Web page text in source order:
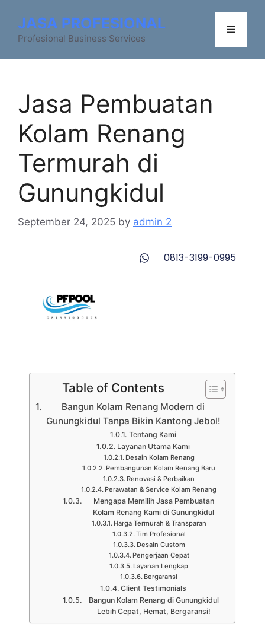
JASA PROFESIONAL
Profesional Business Services
Jasa Pembuatan
Kolam Renang
Termurah di
Gunungkidul
September 24, 2025 by admin 2
0813-3199-0995
Table of Contents
Bangun Kolam Renang Modern di
Gunungkidul Tanpa Bikin Kantong Jebol!
Tentang Kami
Layanan Utama Kami
Desain Kolam Renang
Pembangunan Kolam Renang Baru
Renovasi & Perbaikan
Perawatan & Service Kolam Renang
Mengapa Memilih Jasa Pembuatan
Kolam Renang Kami di Gunungkidul
Harga Termurah & Transparan
Tim Profesional
Desain Custom
Pengerjaan Cepat
Layanan Lengkap
Bergaransi
Client Testimonials
Bangun Kolam Renang di Gunungkidul
Lebih Cepat, Hemat, Bergaransi!